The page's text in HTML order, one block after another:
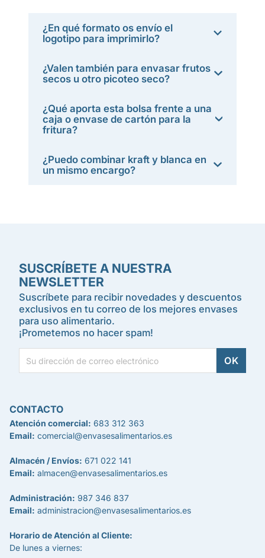
¿En qué formato os envío el
logotipo para imprimirlo?
¿Valen también para envasar frutos
secos u otro picoteo seco?
¿Qué aporta esta bolsa frente a una
caja o envase de cartón para la
fritura?
¿Puedo combinar kraft y blanca en
un mismo encargo?
SUSCRÍBETE A NUESTRA
NEWSLETTER
Suscríbete para recibir novedades y descuentos
exclusivos en tu correo de los mejores envases
para uso alimentario.
¡Prometemos no hacer spam!
CONTACTO
Atención comercial: 683 312 363
Email: comercial@envasesalimentarios.es
Almacén / Envíos: 671 022 141
Email: almacen@envasesalimentarios.es
Administración: 987 346 837
Email: administracion@envasesalimentarios.es
Horario de Atención al Cliente:
De lunes a viernes: